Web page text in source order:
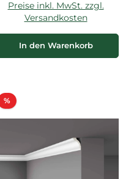
Preise inkl. MwSt. zzgl.
Versandkosten
In den Warenkorb
%Rabatt